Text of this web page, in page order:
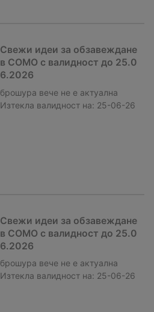
Свежи идеи за обзавеждане
в COMO с валидност до 25.0
6.2026
брошура вече не е актуална
Изтекла валидност на: 25-06-26
Свежи идеи за обзавеждане
в COMO с валидност до 25.0
6.2026
брошура вече не е актуална
Изтекла валидност на: 25-06-26